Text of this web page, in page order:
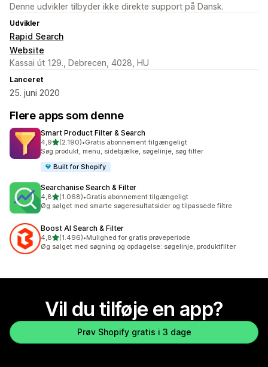
Denne udvikler tilbyder ikke direkte support på Dansk.
Udvikler
Rapid Search
Website
Kassai út 129., Debrecen, 4028, HU
Lanceret
25. juni 2020
Flere apps som denne
Smart Product Filter & Search
4,9ud af 5 stjerner
(2.190)
2190 anmeldelser i alt
•Gratis abonnement tilgængeligt
Søg produkt, menu, sidebjælke, søgelinje, søg filter
Built for Shopify
Searchanise Search & Filter
4,8ud af 5 stjerner
(1.068)
1068 anmeldelser i alt
•Gratis abonnement tilgængeligt
Øg salget med smarte søgeresultatsider og tilpassede filtre
Boost AI Search & Filter
4,8ud af 5 stjerner
(1.496)
1496 anmeldelser i alt
•Mulighed for gratis prøveperiode
Øg salget med søgning og opdagelse: søgelinje, produktfilter
Vil du tilføje en app?
Prøv Shopify gratis i 3 dage